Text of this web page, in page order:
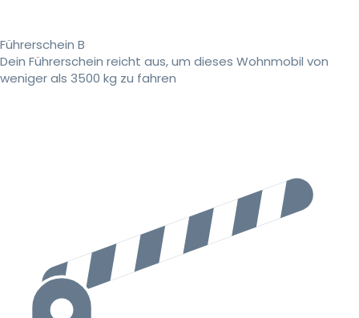
Führerschein B
Dein Führerschein reicht aus, um dieses Wohnmobil von
weniger als 3500 kg zu fahren